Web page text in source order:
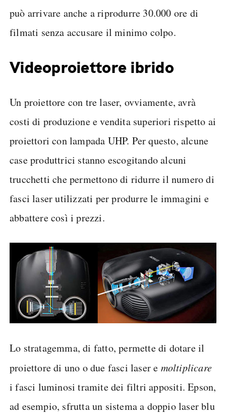
può arrivare anche a riprodurre 30.000 ore di
filmati senza accusare il minimo colpo.
Videoproiettore ibrido
Un proiettore con tre laser, ovviamente, avrà
costi di produzione e vendita superiori rispetto ai
proiettori con lampada UHP. Per questo, alcune
case produttrici stanno escogitando alcuni
trucchetti che permettono di ridurre il numero di
fasci laser utilizzati per produrre le immagini e
abbattere così i prezzi.
Lo stratagemma, di fatto, permette di dotare il
proiettore di uno o due fasci laser e moltiplicare
i fasci luminosi tramite dei filtri appositi. Epson,
ad esempio, sfrutta un sistema a doppio laser blu